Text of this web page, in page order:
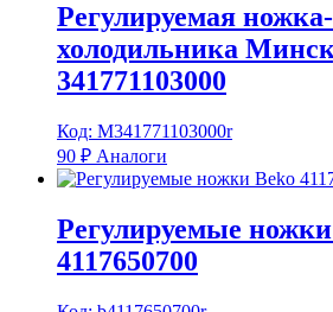
Регулируемая
холодильника
341771103000
Код: M341771103000r
90 ₽ Аналоги
Регулируемые
4117650700